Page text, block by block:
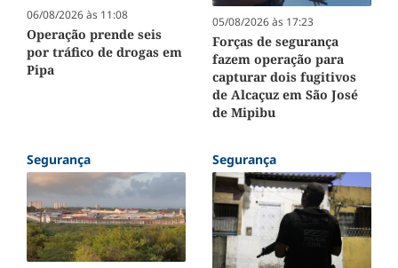
06/08/2026 às 11:08
Operação prende seis
por tráfico de drogas em
Pipa
05/08/2026 às 17:23
Forças de segurança
fazem operação para
capturar dois fugitivos
de Alcaçuz em São José
de Mipibu
Segurança Segurança